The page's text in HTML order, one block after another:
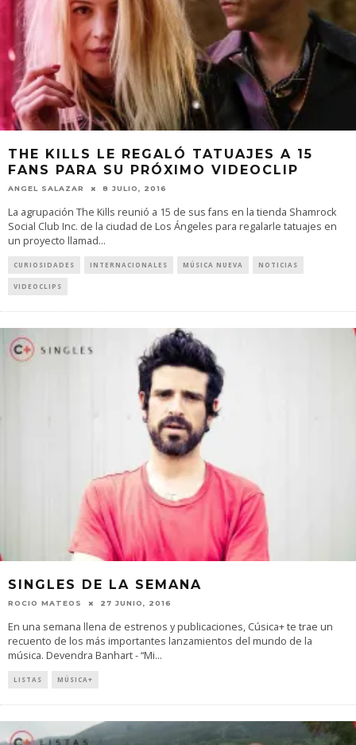
THE KILLS LE REGALÓ TATUAJES A 15
FANS PARA SU PRÓXIMO VIDEOCLIP
ANGEL SALAZAR 8 JULIO, 2016
La agrupación The Kills reunió a 15 de sus fans en la tienda Shamrock
Social Club Inc. de la ciudad de Los Ángeles para regalarle tatuajes en
un proyecto llamad...
CURIOSIDADES INTERNACIONALES MÚSICA NUEVA NOTICIAS
VIDEOCLIPS
SINGLES DE LA SEMANA
ROCIO MATEOS 27 JUNIO, 2016
En una semana llena de estrenos y publicaciones, Cúsica+ te trae un
recuento de los más importantes lanzamientos del mundo de la
música. Devendra Banhart - “Mi...
LISTAS MÚSICA+